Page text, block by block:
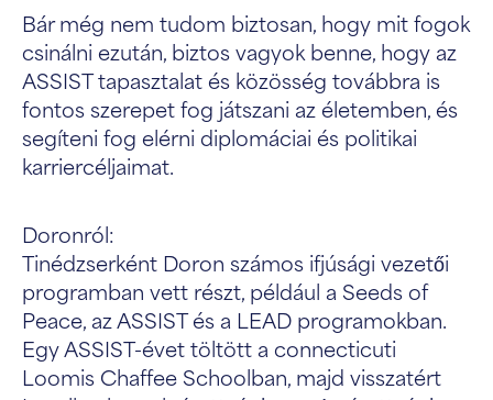
Bár még nem tudom biztosan, hogy mit fogok
csinálni ezután, biztos vagyok benne, hogy az
ASSIST tapasztalat és közösség továbbra is
fontos szerepet fog játszani az életemben, és
segíteni fog elérni diplomáciai és politikai
karriercéljaimat.
Doronról:
Tinédzserként Doron számos ifjúsági vezetői
programban vett részt, például a Seeds of
Peace, az ASSIST és a LEAD programokban.
Egy ASSIST-évet töltött a connecticuti
Loomis Chaffee Schoolban, majd visszatért